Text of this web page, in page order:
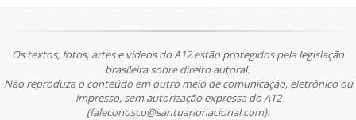
Os textos, fotos, artes e vídeos do A12 estão protegidos pela legislação
brasileira sobre direito autoral.
Não reproduza o conteúdo em outro meio de comunicação, eletrônico ou
impresso, sem autorização expressa do A12
(faleconosco@santuarionacional.com).